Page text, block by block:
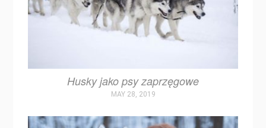
Husky jako psy zaprzęgowe
MAY 28, 2019